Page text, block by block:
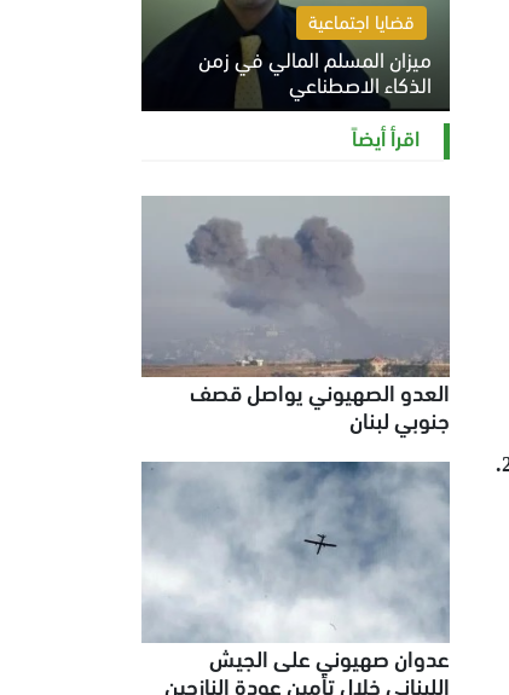
.
قضايا اجتماعية
ميزان المسلم المالي في زمن
الذكاء الاصطناعي
السبت 8 أغسطس 2026 11:21 ص
اقرأ أيضاً
العدو الصهيوني يواصل قصف
جنوبي لبنان
عدوان صهيوني على الجيش
اللبناني خلال تأمين عودة النازحين